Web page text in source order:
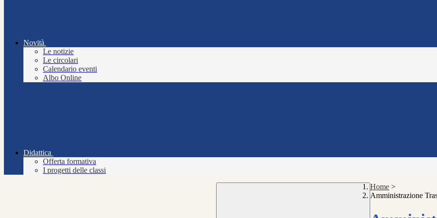
Novità
Le notizie
Le circolari
Calendario eventi
Albo Online
Didattica
Offerta formativa
I progetti delle classi
Home >
Amministrazione